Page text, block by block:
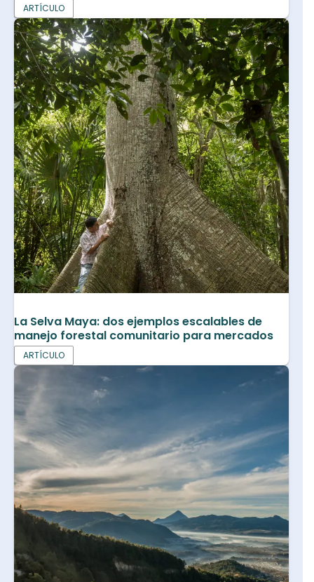
ARTÍCULO
La Selva Maya: dos ejemplos escalables de
manejo forestal comunitario para mercados
ARTÍCULO